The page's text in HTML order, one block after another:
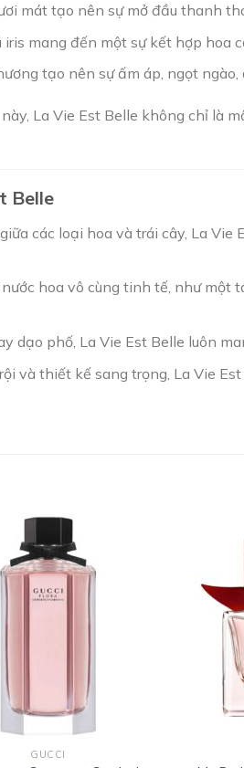
mát tạo nên sự mở đầu thanh
iris mang đến một sự kết hợp hoa
tạo nên sự ấm áp, ngọt ngào,
La Vie Est Belle không chỉ là
Belle
các loại hoa và trái cây, La
hoa vô cùng tinh tế, như
dạo phố, La Vie Est Belle luôn
và thiết kế sang trọng, La Vie
GUCCI